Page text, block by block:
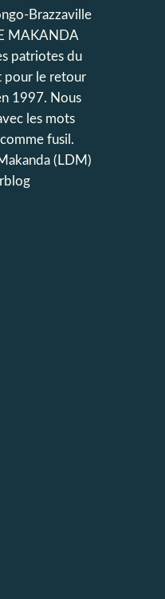
Brazzaville
MAKANDA
patriotes du
pour le retour
1997. Nous
les mots
fusil.
(LDM)